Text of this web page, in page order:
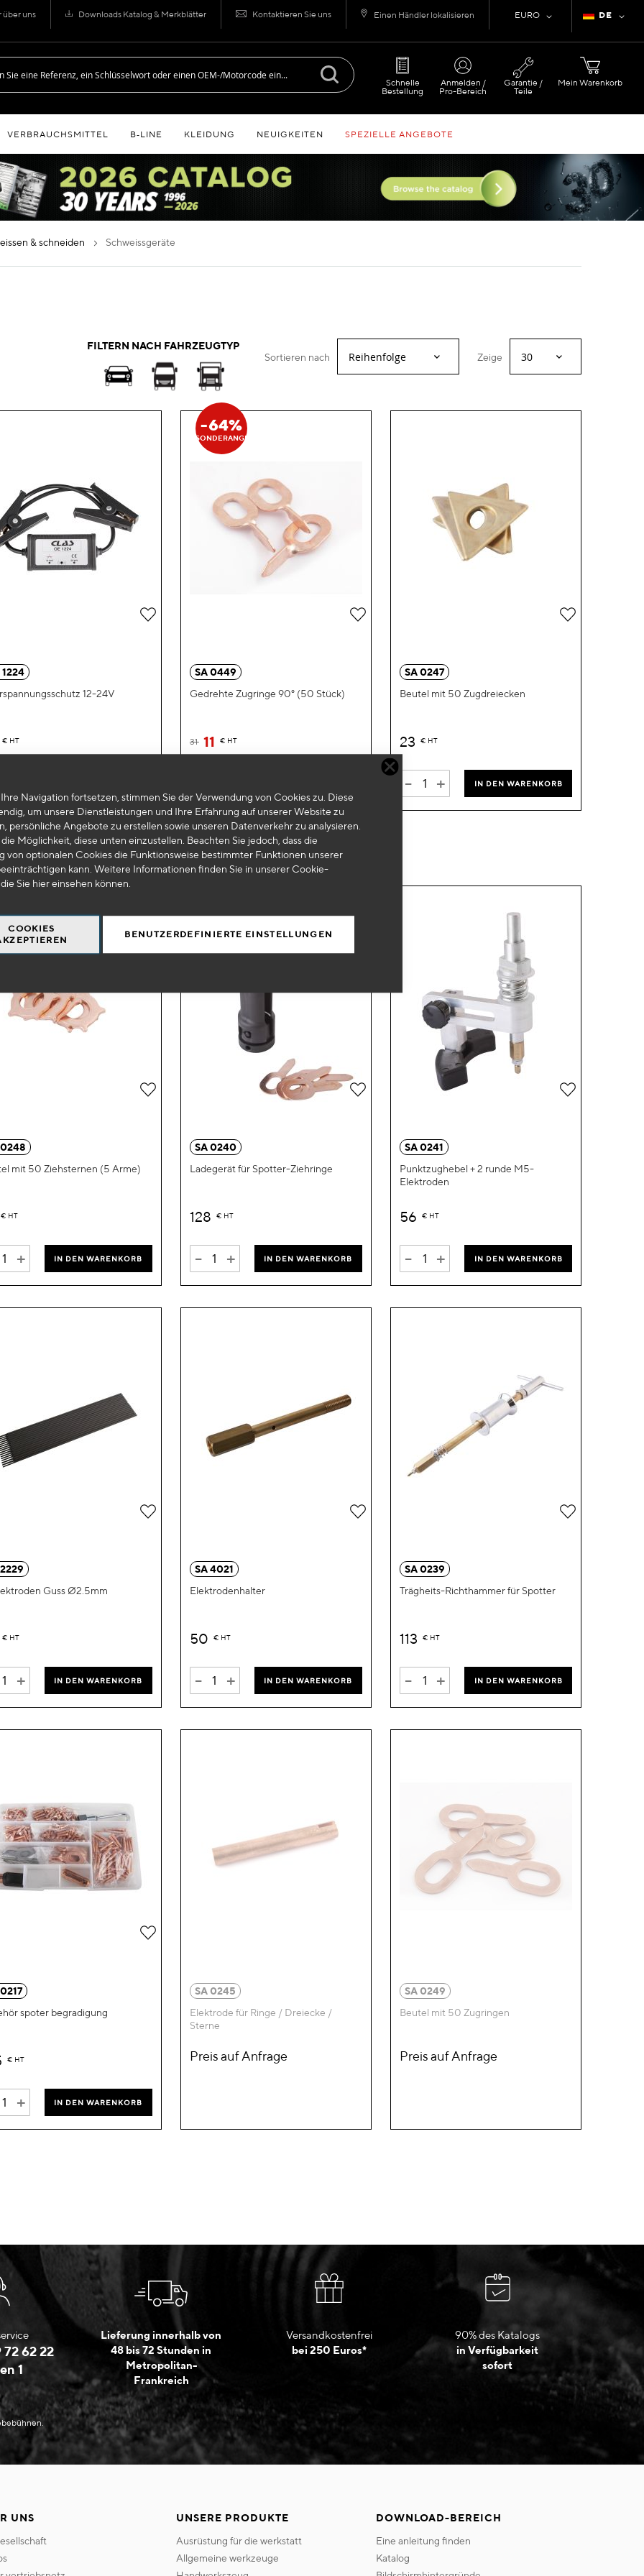
Navigation fortsetzen, stimmen Sie der Verwendung von Cookies zu. Diese
um unsere Dienstleistungen und Ihre Erfahrung auf unserer Website zu
persönliche Angebote zu erstellen sowie unseren Datenverkehr zu analysieren.
Möglichkeit, diese unten einzustellen. Beachten Sie jedoch, dass die
von optionalen Cookies die Funktionsweise bestimmter Funktionen unserer
kann. Weitere Informationen finden Sie in unserer Cookie-
Sie hiereinsehen können.
COOKIES
BENUTZERDEFINIERTE EINSTELLUNGEN
Sprache
DE
Währung
EURO
über uns Downloads Katalog & Merkblätter Kontaktieren Sie uns Einen Händler lokalisieren
Mein Warenkorb
Schnelle
Bestellung
Anmelden /
Pro-Bereich
Garantie /
Teile
VERBRAUCHSMITTEL B‑LINE KLEIDUNG NEUIGKEITEN SPEZIELLE ANGEBOTE
& schneiden schweissgeräte
FILTERN NACH FAHRZEUGTYP
Zeige
Sortieren nach
12-24V
€ HT
0,09 €
+ IN DEN WARENKORB
Zur
hinzufügen
-64%
SONDERANGEBOT
SA 0449
Gedrehte Zugringe 90° (50 Stück)
11 € HT
31
Frankreich
(Metropolitan).
- + IN DEN WARENKORB
Zur
hinzufügen
SA 0247
Beutel mit 50 Zugdreiecken
23 € HT
- + IN DEN WARENKORB
Zur
mit 50 Ziehsternen (5 Arme)
€ HT
+ IN DEN WARENKORB
Zur
hinzufügen
SA 0240
Ladegerät für Spotter-Ziehringe
128 € HT
- + IN DEN WARENKORB
Zur
hinzufügen
SA 0241
Punktzughebel + 2 runde M5-
Elektroden
56 € HT
- + IN DEN WARENKORB
Zur
Guss Ø2.5mm
€ HT
+ IN DEN WARENKORB
Zur
hinzufügen
SA 4021
Elektrodenhalter
50 € HT
- + IN DEN WARENKORB
Zur
hinzufügen
SA 0239
Trägheits-Richthammer für Spotter
113 € HT
- + IN DEN WARENKORB
Zur
spoter begradigung
€ HT
+ IN DEN WARENKORB
Zur
hinzufügen
SA 0245
Elektrode für Ringe / Dreiecke /
Sterne
Preis auf Anfrage
SA 0249
Beutel mit 50 Zugringen
Preis auf Anfrage
62 22
1
Lieferung innerhalb von
48 bis 72 Stunden in
Metropolitan-
Frankreich
Versandkostenfrei
bei 250 Euros*
90% des Katalogs
in Verfügbarkeit
sofort
UNS
UNSERE PRODUKTE
ausrüstung für die werkstatt
allgemeine werkzeuge
DOWNLOAD-BEREICH
eine anleitung finden
katalog